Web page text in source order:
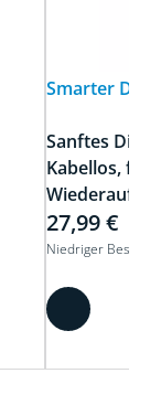
Smarter Dial
Sanftes
Kabellos,
27,99 €
Niedriger Bestand